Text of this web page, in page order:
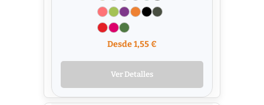
Desde 1,55 €
Ver Detalles